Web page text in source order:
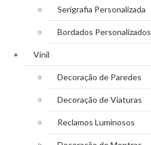
Serigrafia Personalizada
Bordados Personalizados
Vinil
Decoração de Paredes
Decoração de Viaturas
Reclamos Luminosos